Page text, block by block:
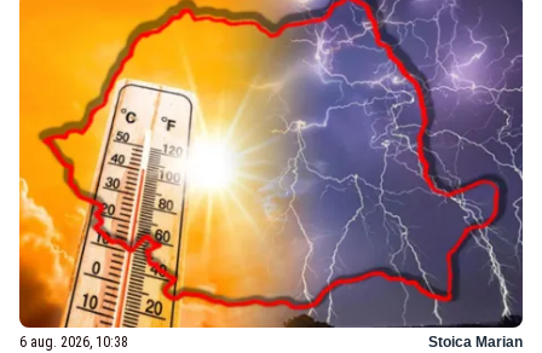
6 aug. 2026, 10:38 Stoica Marian